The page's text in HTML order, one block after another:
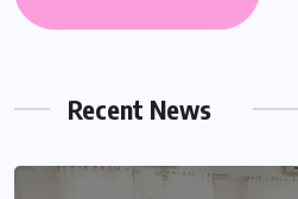
Recent News